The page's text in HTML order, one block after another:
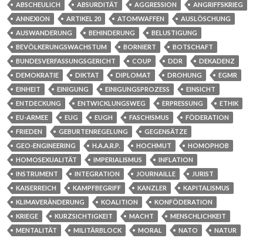
ABSCHEULICH ABSURDITÄT AGGRESSION
ANGRIFFSKRIEG
ANNEXION
ARTIKEL 20 ATOMWAFFEN
AUSLÖSCHUNG
AUSWANDERUNG
BEHINDERUNG
BELUSTIGUNG
BEVÖLKERUNGSWACHSTUM
BORNIERT
BOTSCHAFT
BUNDESVERFASSUNGSGERICHT
COUP DDR
DEKADENZ
DEMOKRATIE
DIKTAT DIPLOMAT DROHUNG
EGMR
EINHEIT
EINIGUNG EINIGUNGSPROZESS
EINSICHT
ENTDECKUNG
ENTWICKLUNGSWEG ERPRESSUNG
ETHIK
EU-ARMEE
EUG EUGH FASCHISMUS
FÖDERATION
FRIEDEN
GEBURTENREGELUNG
GEGENSÄTZE
GEO-ENGINEERING
H.A.A.R.P. HOCHMUT
HOMOPHOB
HOMOSEXUALITÄT
IMPERIALISMUS
INFLATION
INSTRUMENT
INTEGRATION JOURNAILLE
JURIST
KAISERREICH
KAMPFBEGRIFF KANZLER
KAPITALISMUS
KLIMAVERÄNDERUNG
KOALITION
KONFÖDERATION
KRIEGE
KURZSICHTIGKEIT MACHT
MENSCHLICHKEIT
MENTALITÄT
MILITÄRBLOCK MORAL NATO
NATUR